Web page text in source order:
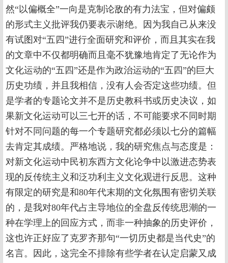
然“以偏概全”一向是克制论敌的有力法宝，但对偏颇
的形式主义批评我仍要表示谢绝。因为我自己从来没
有试图对“五四”进行全面研究和评价，而且其实在我
的文章中不仅都明确而且毫不犹豫地肯定了无论作为
文化运动的“五四”还是作为政治运动的“五四”的巨大
历史功绩，并且我相信，没有人会否定这些功绩。但
是学者的专题论文并不是历史教科书或历史决议，如
果新文化运动可以三七开的话，不可能要求不同时期
针对不同问题的每一个专题研究都必须以七分的篇幅
去肯定其成绩。严格地说，我的研究焦点与态度是：
对新文化运动中民初东西方文化论争中以激进态势表
现的反传统主义和泛功利主义文化观进行反思。这种
有限定的研究是和80年代末期的文化氛围有密切关联
的，是我对80年代占主导地位的全盘反传统思潮的一
种在学理上的回应方式，而非一种抽象的历史评价，
这也许正好应了克罗齐那句“一切历史都是当代史”的
名言。因此，这完全不排除有些学者在认定启蒙又成